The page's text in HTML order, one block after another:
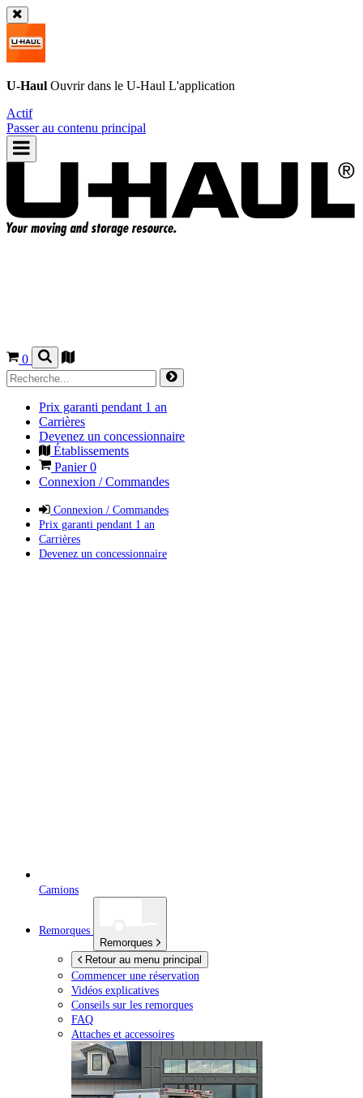
U-Haul Ouvrir dans le U-Haul L'application
Actif
Passer au contenu principal
0
Prix garanti pendant 1 an
Carrières
Devenez un concessionnaire
Établissements
Panier0
Connexion / Commandes
Connexion / Commandes
Prix garanti pendant 1 an
Carrières
Devenez un concessionnaire
Camions
Remorques
Remorques
Retour au menu principal
Commencer une réservation
Vidéos explicatives
Conseils sur les remorques
FAQ
Attaches et accessoires